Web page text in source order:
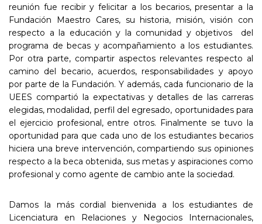
reunión fue recibir y felicitar a los becarios, presentar a la
Fundación Maestro Cares, su historia, misión, visión con
respecto a la educación y la comunidad y objetivos del
programa de becas y acompañamiento a los estudiantes.
Por otra parte, compartir aspectos relevantes respecto al
camino del becario, acuerdos, responsabilidades y apoyo
por parte de la Fundación. Y además, cada funcionario de la
UEES compartió la expectativas y detalles de las carreras
elegidas, modalidad, perfil del egresado, oportunidades para
el ejercicio profesional, entre otros. Finalmente se tuvo la
oportunidad para que cada uno de los estudiantes becarios
hiciera una breve intervención, compartiendo sus opiniones
respecto a la beca obtenida, sus metas y aspiraciones como
profesional y como agente de cambio ante la sociedad.
Damos la más cordial bienvenida a los estudiantes de
Licenciatura en Relaciones y Negocios Internacionales,